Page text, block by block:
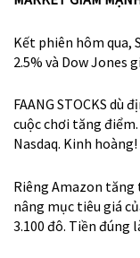
Kết phiên hôm qua,
2.5% và Dow Jones
FAANG STOCKS
cuộc chơi tăng
Nasdaq. Kinh hoàng!
Riêng Amazon tăng
nâng mục tiêu giá
3.100 đô. Tiền đúng